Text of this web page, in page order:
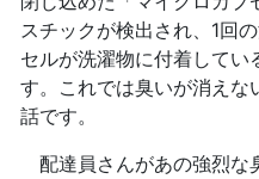
スチックが検出され、1回
セルが洗濯物に付着して
す。これでは臭いが消えな
話です。
配達員さんがあの強烈な